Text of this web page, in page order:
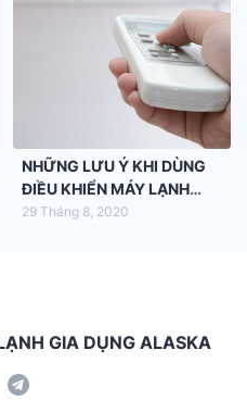
NHỮNG LƯU Ý KHI DÙNG
ĐIỀU KHIỂN MÁY LẠNH
ALASKA
29 Tháng 8, 2020
GIA DỤNG ALASKA